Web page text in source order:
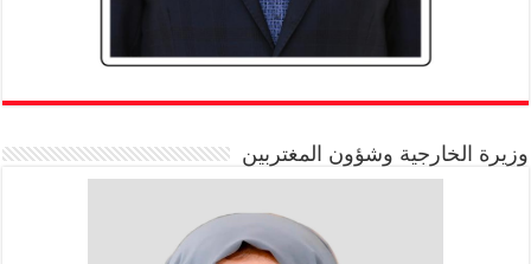
وزيرة الخارجية وشؤون المغتربين